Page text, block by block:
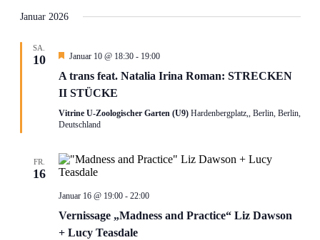
Januar 2026
SA.
10 Hervorgehoben
Januar 10 @ 18:30- 19:00
A trans feat. Natalia Irina Roman: STRECKEN
II STÜCKE
Vitrine U-Zoologischer Garten (U9) Hardenbergplatz,, Berlin, Berlin,
Deutschland
FR.
16
Januar 16 @ 19:00- 22:00
Vernissage „Madness and Practice“ Liz Dawson
+ Lucy Teasdale